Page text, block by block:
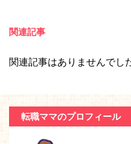
関連記事
関連記事はありませんでし
転職ママのプロフィール